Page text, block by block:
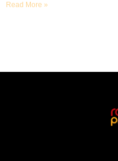
Read More »